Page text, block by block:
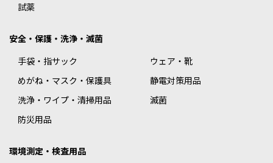
試薬
安全・保護・洗浄・滅菌
手袋・指サック
ウェア・靴
めがね・マスク・保護具
静電対策用品
洗浄・ワイプ・清掃用品
滅菌
防災用品
環境測定・検査用品